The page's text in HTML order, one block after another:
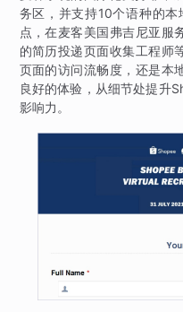
务区，并支持10个语种的
点，在麦客美国弗吉尼亚服
的简历投递页面收集工程师
页面的访问流畅度，还是本
良好的体验，从细节处提升
影响力。